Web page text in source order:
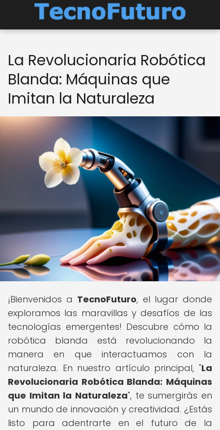
La Revolucionaria Robótica
Blanda: Máquinas que
Imitan la Naturaleza
¡Bienvenidos a TecnoFuturo, el lugar donde
exploramos las maravillas y desafíos de las
tecnologías emergentes! Descubre cómo la
robótica blanda está revolucionando la
manera en que interactuamos con la
naturaleza. En nuestro artículo principal, "La
Revolucionaria Robótica Blanda: Máquinas
que Imitan la Naturaleza", te sumergirás en
un mundo de innovación y creatividad. ¿Estás
listo para adentrarte en el futuro de la